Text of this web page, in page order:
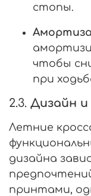
стопы.
чтобы
при
2.3. Дизайн
Летние
дизайна
принтами,